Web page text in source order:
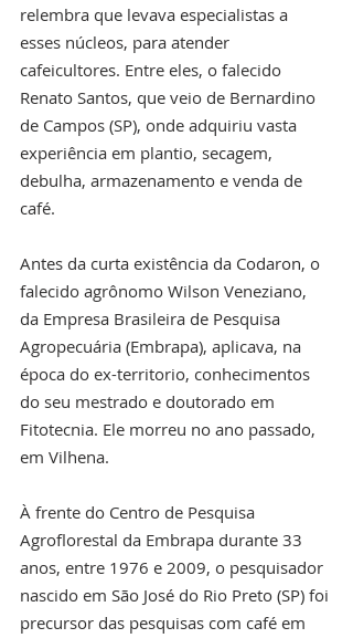
relembra que levava especialistas a
esses núcleos, para atender
cafeicultores. Entre eles, o falecido
Renato Santos, que veio de Bernardino
de Campos (SP), onde adquiriu vasta
experiência em plantio, secagem,
debulha, armazenamento e venda de
café.
Antes da curta existência da Codaron, o
falecido agrônomo Wilson Veneziano,
da Empresa Brasileira de Pesquisa
Agropecuária (Embrapa), aplicava, na
época do ex-territorio, conhecimentos
do seu mestrado e doutorado em
Fitotecnia. Ele morreu no ano passado,
em Vilhena.
À frente do Centro de Pesquisa
Agroflorestal da Embrapa durante 33
anos, entre 1976 e 2009, o pesquisador
nascido em São José do Rio Preto (SP) foi
precursor das pesquisas com café em